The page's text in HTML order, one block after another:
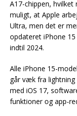
A17-chippen, hvilket
muligt, at Apple
Ultra, men det er
opdateret iPhone
indtil 2024.
Alle iPhone 15-
går væk fra lightning
med iOS 17,
funktioner og app-